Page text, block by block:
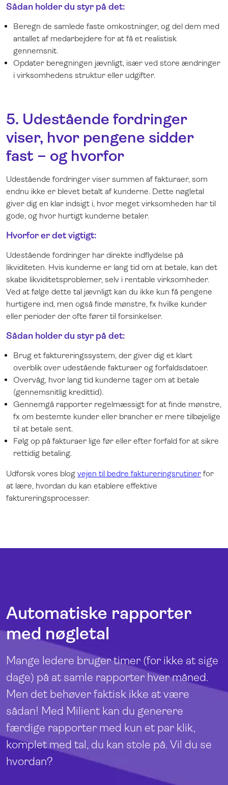
Sådan holder du styr på det:
Beregn de samlede faste omkostninger, og del dem med
antallet af medarbejdere for at få et realistisk
gennemsnit.
Opdater beregningen jævnligt, især ved store ændringer
i virksomhedens struktur eller udgifter.
5. Udestående fordringer
viser, hvor pengene sidder
fast – og hvorfor
Udestående fordringer viser summen af fakturaer, som
endnu ikke er blevet betalt af kunderne. Dette nøgletal
giver dig en klar indsigt i, hvor meget virksomheden har til
gode, og hvor hurtigt kunderne betaler.
Hvorfor er det vigtigt:
Udestående fordringer har direkte indflydelse på
likviditeten. Hvis kunderne er lang tid om at betale, kan det
skabe likviditetsproblemer, selv i rentable virksomheder.
Ved at følge dette tal jævnligt kan du ikke kun få pengene
hurtigere ind, men også finde mønstre, fx hvilke kunder
eller perioder der ofte fører til forsinkelser.
Sådan holder du styr på det:
Brug et faktureringssystem, der giver dig et klart
overblik over udestående fakturaer og forfaldsdatoer.
Overvåg, hvor lang tid kunderne tager om at betale
(gennemsnitlig kredittid).
Gennemgå rapporter regelmæssigt for at finde mønstre,
fx om bestemte kunder eller brancher er mere tilbøjelige
til at betale sent.
Følg op på fakturaer lige før eller efter forfald for at sikre
rettidig betaling.
Udforsk vores blog vejen til bedre faktureringsrutiner for
at lære, hvordan du kan etablere effektive
faktureringsprocesser.
Automatiske rapporter
med nøgletal
Mange ledere bruger timer (for ikke at sige
dage) på at samle rapporter hver måned.
Men det behøver faktisk ikke at være
sådan! Med Milient kan du generere
færdige rapporter med kun et par klik,
komplet med tal, du kan stole på. Vil du se
hvordan?